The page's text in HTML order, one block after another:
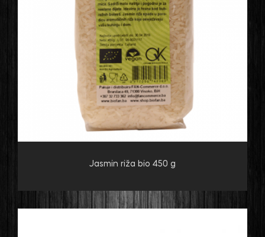
Jasmin riža bio 450 g